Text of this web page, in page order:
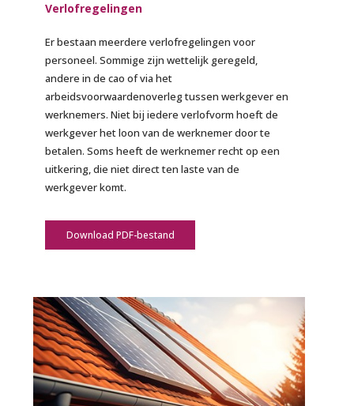
Verlofregelingen
Er bestaan meerdere verlofregelingen voor
personeel. Sommige zijn wettelijk geregeld,
andere in de cao of via het
arbeidsvoorwaardenoverleg tussen werkgever en
werknemers. Niet bij iedere verlofvorm hoeft de
werkgever het loon van de werknemer door te
betalen. Soms heeft de werknemer recht op een
uitkering, die niet direct ten laste van de
werkgever komt.
Download PDF-bestand